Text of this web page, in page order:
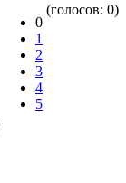
0
1
2
3
4
5
(голосов: 0)